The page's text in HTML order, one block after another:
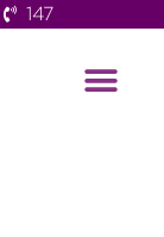
147